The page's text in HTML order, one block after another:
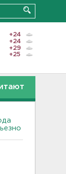
+24
+24
+29
+25